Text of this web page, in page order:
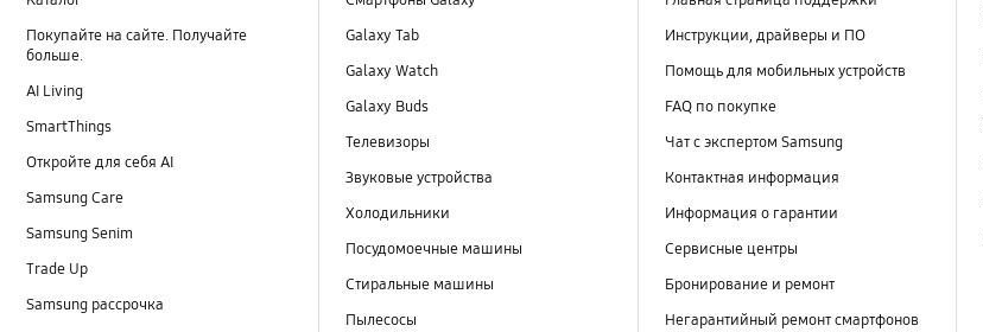
Покупайте на сайте. Получайте
больше.
AI Living
SmartThings
Откройте для себя AI
Samsung Care
Samsung Senim
Trade Up
Samsung рассрочка
Galaxy Tab
Galaxy Watch
Galaxy Buds
Телевизоры
Звуковые устройства
Холодильники
Посудомоечные машины
Стиральные машины
Пылесосы
Инструкции, драйверы и ПО
Помощь для мобильных устройств
FAQ по покупке
Чат с экспертом Samsung
Контактная информация
Информация о гарантии
Сервисные центры
Бронирование и ремонт
Негарантийный ремонт смартфонов